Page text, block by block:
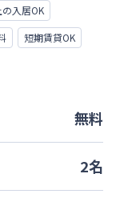
管理費と
再契約の
※他のキャ
イトによ
安いキャ
・初期費
入居OK
短期賃貸OK
無料
2名